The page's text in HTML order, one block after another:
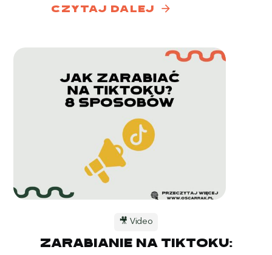
czytaj dalej arrow_forward
🎥 Video
Zarabianie na TikToku: